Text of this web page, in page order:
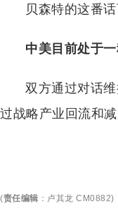
贝森特的这番话
中美目前处于一
双方通过对话
过战略产业回流和
(责任编辑 ： 卢其龙 CM0882)